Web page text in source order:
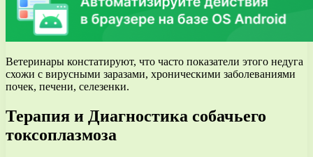
Ветеринары констатируют, что часто показатели этого недуга
схожи с вирусными заразами, хроническими заболеваниями
почек, печени, селезенки.
Терапия и Диагностика собачьего
токсоплазмоза